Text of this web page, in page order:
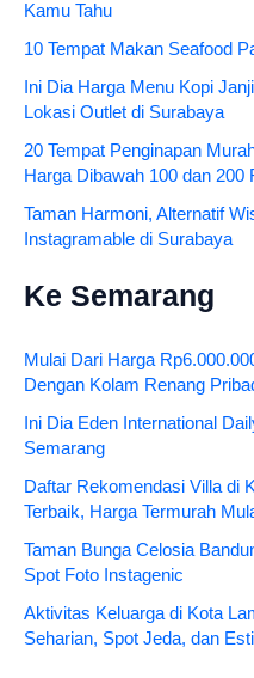
Kamu Tahu
10 Tempat Makan Seafood
Ini Dia Harga Menu Kopi
Lokasi Outlet di Surabaya
20 Tempat Penginapan
Harga Dibawah 100 dan 200
Taman Harmoni, Alternatif
Instagramable di Surabaya
Ke Semarang
Mulai Dari Harga
Dengan Kolam Renang
Ini Dia Eden International
Semarang
Daftar Rekomendasi Villa di
Terbaik, Harga Termurah
Taman Bunga Celosia
Spot Foto Instagenic
Aktivitas Keluarga di Kota
Seharian, Spot Jeda, dan